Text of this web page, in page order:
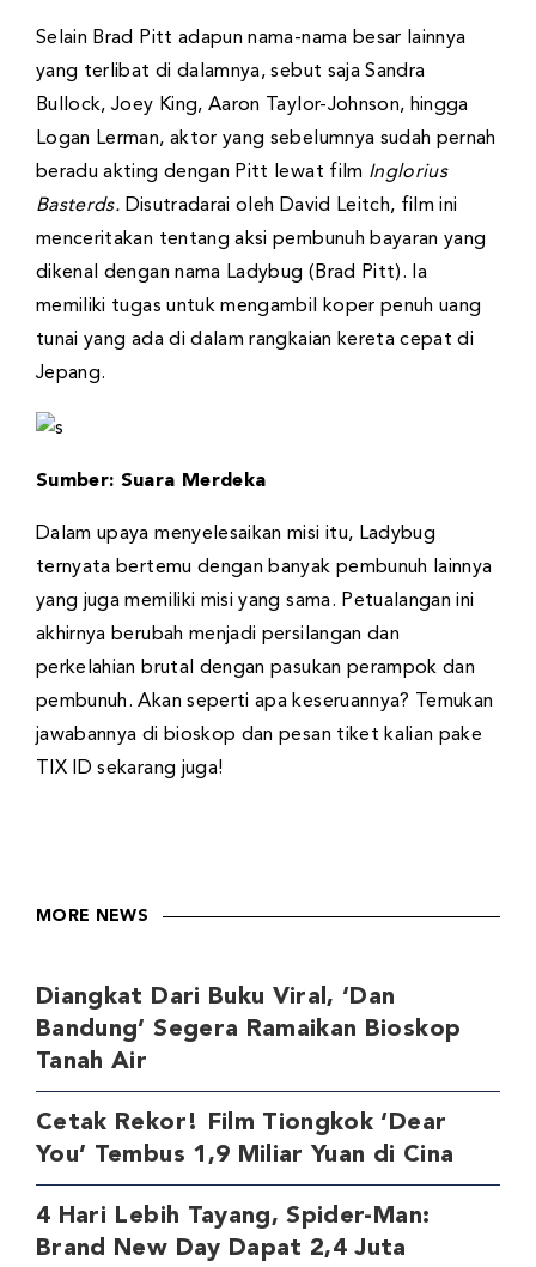
Selain Brad Pitt adapun nama-nama besar lainnya
yang terlibat di dalamnya, sebut saja Sandra
Bullock, Joey King, Aaron Taylor-Johnson, hingga
Logan Lerman, aktor yang sebelumnya sudah pernah
beradu akting dengan Pitt lewat film Inglorius
Basterds. Disutradarai oleh David Leitch, film ini
menceritakan tentang aksi pembunuh bayaran yang
dikenal dengan nama Ladybug (Brad Pitt). Ia
memiliki tugas untuk mengambil koper penuh uang
tunai yang ada di dalam rangkaian kereta cepat di
Jepang.
Sumber: Suara Merdeka
Dalam upaya menyelesaikan misi itu, Ladybug
ternyata bertemu dengan banyak pembunuh lainnya
yang juga memiliki misi yang sama. Petualangan ini
akhirnya berubah menjadi persilangan dan
perkelahian brutal dengan pasukan perampok dan
pembunuh. Akan seperti apa keseruannya? Temukan
jawabannya di bioskop dan pesan tiket kalian pake
TIX ID sekarang juga!
MORE NEWS
Diangkat Dari Buku Viral, ‘Dan
Bandung’ Segera Ramaikan Bioskop
Tanah Air
Cetak Rekor! Film Tiongkok ‘Dear
You’ Tembus 1,9 Miliar Yuan di Cina
4 Hari Lebih Tayang, Spider-Man:
Brand New Day Dapat 2,4 Juta